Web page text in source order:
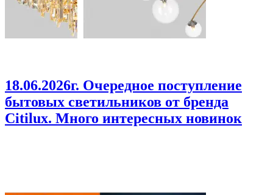
18.06.2026г. Очередное поступление
бытовых светильников от бренда
Citilux. Много интересных новинок